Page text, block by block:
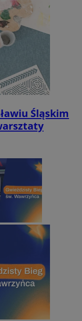
Śląskim